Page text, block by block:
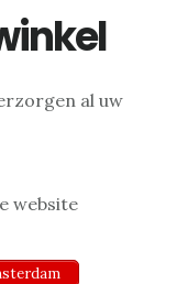
al uw
website